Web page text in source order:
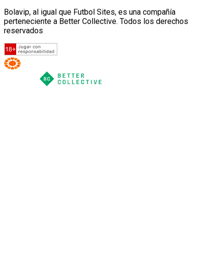
Bolavip, al igual que Futbol Sites, es una compañía
perteneciente a Better Collective. Todos los derechos
reservados